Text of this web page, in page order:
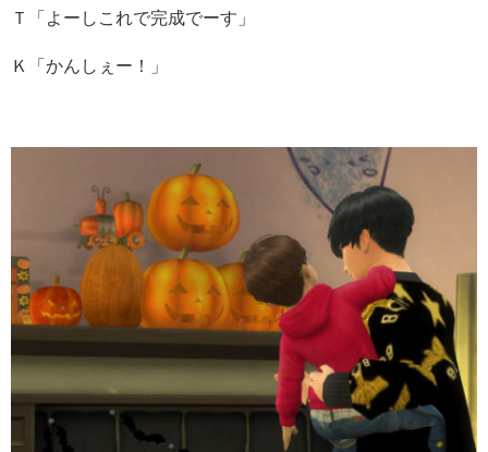
Ｔ「よーしこれで完成でーす」
Ｋ「かんしぇー！」